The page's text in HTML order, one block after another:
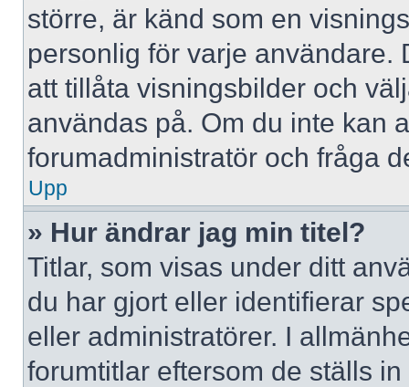
större, är känd som en
personlig för varje användare.
att tillåta visningsbilder och
användas på. Om du inte kan
forumadministratör och fråga
Upp
» Hur ändrar jag min titel?
Titlar, som visas under ditt
du har gjort eller identifierar
eller administratörer. I
forumtitlar eftersom de ställs